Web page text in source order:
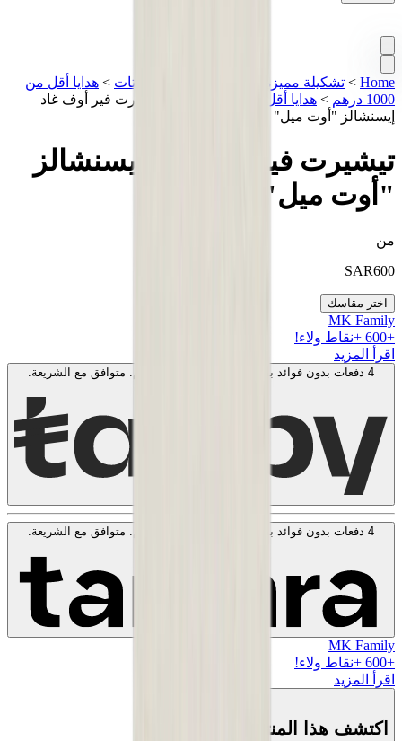
Home
> تشكيلة مميزة تيشيرتات > هدايا أقل من
1000 درهم
> هدايا أقل من 2000 درهم
تيشيرت فير أوف غاد
إيسنشالز "أوت ميل"
تيشيرت فير أوف غاد إيسنشالز
"أوت ميل"
من
SAR600
اختر مقاسك
MK Family
+
600 +نقاط ولاء!
اقرأ المزيد
4 دفعات بدون فوائد بقيمة
. بدون رسوم. متوافق مع الشريعة.
4 دفعات بدون فوائد بقيمة
. بدون رسوم. متوافق مع الشريعة.
MK Family
+
600 +نقاط ولاء!
اقرأ المزيد
اكتشف هذا المنتج